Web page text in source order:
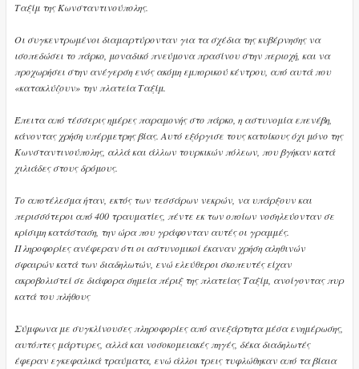
Ταξίμ της Κωνσταντινούπολης.
Οι συγκεντρωμένοι διαμαρτύρονταν για τα σχέδια της κυβέρνησης να
ισοπεδώσει το πάρκο, μοναδικό πνεύμονα πρασίνου στην περιοχή, και να
προχωρήσει στην ανέγερση ενός ακόμη εμπορικού κέντρου, από αυτά που
«κατακλύζουν» την πλατεία Ταξίμ.
Έπειτα από τέσσερις ημέρες παραμονής στο πάρκο, η αστυνομία επενέβη,
κάνοντας χρήση υπέρμετρης βίας. Αυτό εξόργισε τους κατοίκους όχι μόνο της
Κωνσταντινούπολης, αλλά και άλλων τουρκικών πόλεων, που βγήκαν κατά
χιλιάδες στους δρόμους.
Το αποτέλεσμα ήταν, εκτός των τεσσάρων νεκρών, να υπάρξουν και
περισσότεροι από 400 τραυματίες, πέντε εκ των οποίων νοσηλεύονταν σε
κρίσιμη κατάσταση, την ώρα που γράφονταν αυτές οι γραμμές.
Πληροφορίες ανέφεραν ότι οι αστυνομικοί έκαναν χρήση αληθινών
σφαιρών κατά των διαδηλωτών, ενώ ελεύθεροι σκοπευτές είχαν
ακροβολιστεί σε διάφορα σημεία πέριξ της πλατείας Ταξίμ, ανοίγοντας πυρ
κατά του πλήθους
Σύμφωνα με συγκλίνουσες πληροφορίες από ανεξάρτητα μέσα ενημέρωσης,
αυτόπτες μάρτυρες, αλλά και νοσοκομειακές πηγές, δέκα διαδηλωτές
έφεραν εγκεφαλικά τραύματα, ενώ άλλοι τρεις τυφλώθηκαν από τα βίαια